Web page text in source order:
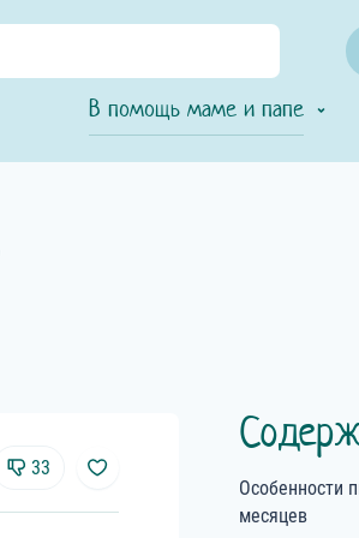
В помощь маме и папе
33
Особенности
месяцев